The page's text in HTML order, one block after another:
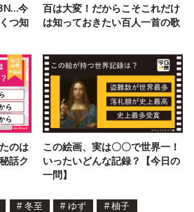
今
つ知
百は大変！だからこそこれだけ
は知っておきたい百人一首の歌
のは
話ク
この絵画、実は〇〇で世界一！
いったいどんな記録？【今日の
一問】
# 冬至 # ゆず # 柚子